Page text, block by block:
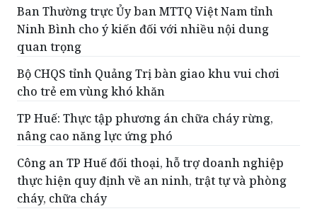
Ban Thường trực Ủy ban MTTQ Việt Nam tỉnh
Ninh Bình cho ý kiến đối với nhiều nội dung
quan trọng
Bộ CHQS tỉnh Quảng Trị bàn giao khu vui chơi
cho trẻ em vùng khó khăn
TP Huế: Thực tập phương án chữa cháy rừng,
nâng cao năng lực ứng phó
Công an TP Huế đối thoại, hỗ trợ doanh nghiệp
thực hiện quy định về an ninh, trật tự và phòng
cháy, chữa cháy